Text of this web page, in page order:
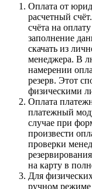
Оплата от
расчетный
счёта на
заполнение
скачать из
менеджера. В
намерении
резерв. Этот
физическими
Оплата
платежный
случае при
произвести
проверки
на карту в
Для
ручном режиме